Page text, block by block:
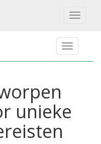
Toggle
unieke